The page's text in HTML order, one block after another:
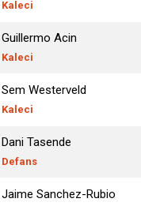
Kaleci
Guillermo Acin
Kaleci
Sem Westerveld
Kaleci
Dani Tasende
Defans
Jaime Sanchez-Rubio